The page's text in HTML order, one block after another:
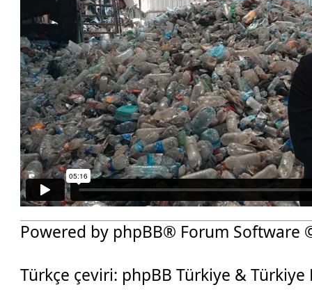
Powered by phpBB® Forum Software
Türkçe çeviri: phpBB Türkiye &Türkiye